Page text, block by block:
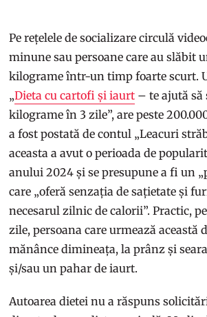
Pe rețelele de socializare circulă
minune sau persoane care au slăbit
kilograme într-un timp foarte scurt.
„Dieta cu cartofi și iaurt – te ajută să
kilograme în 3 zile”, are peste
a fost postată de contul „Leacuri
aceasta a avut o perioada de
anului 2024 și se presupune a fi un
care „oferă senzația de sațietate și
necesarul zilnic de calorii”. Practic,
zile, persoana care urmează această
mănânce dimineața, la prânz și
și/sau un pahar de iaurt.
Autoarea dietei nu a răspuns